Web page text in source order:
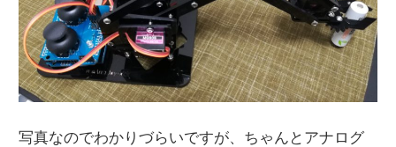
写真なのでわかりづらいですが、ちゃんとアナログ